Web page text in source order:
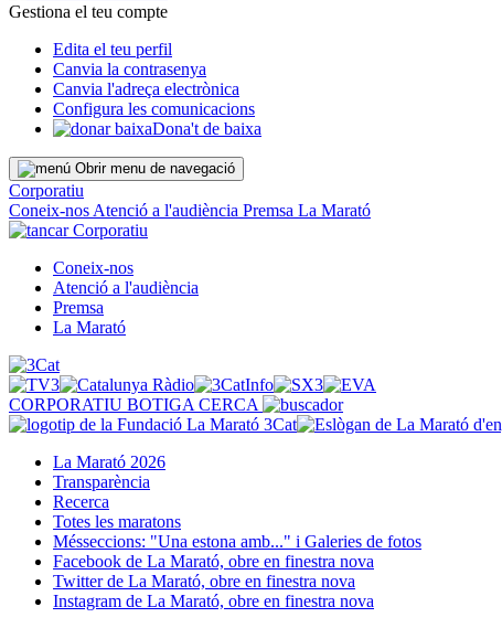
Gestiona el teu compte
Edita el teu perfil
Canvia la contrasenya
Canvia l'adreça electrònica
Configura les comunicacions
Dona't de baixa
Obrir menu de navegació
Corporatiu
Coneix-nos Atenció a l'audiència Premsa La Marató
Corporatiu
Coneix-nos
Atenció a l'audiència
Premsa
La Marató
CORPORATIU BOTIGA CERCA
La Marató 2026
Transparència
Recerca
Totes les maratons
Mésseccions: "Una estona amb..." i Galeries de fotos
Facebook de La Marató, obre en finestra nova
Twitter de La Marató, obre en finestra nova
Instagram de La Marató, obre en finestra nova